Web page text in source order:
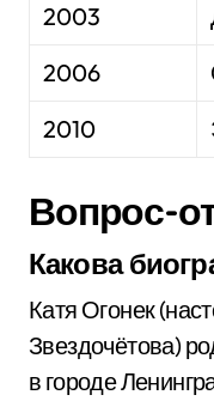
2003
2006
2010
Вопрос-
Какова
Катя Огонек
Звездочётова)
в городе